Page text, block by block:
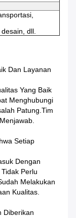
dll.
Dan Layanan
Yang Baik
Menghubungi
Patung.Tim
Setiap
Dengan
Perlu
Melakukan
Kualitas.
Diberikan